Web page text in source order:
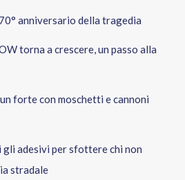
anniversario della tragedia
torna a crescere, un passo alla
forte con moschetti e cannoni
adesivi per sfottere chi non
stradale